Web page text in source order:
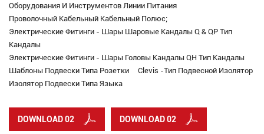
Оборудования И Инструментов Линии Питания
Проволочный Кабельный Кабельный Полюс;
Электрические Фитинги - Шары Шаровые Кандалы Q & QP Тип
Кандалы
Электрические Фитинги - Шары Головы Кандалы QH Тип Кандалы
Шаблоны Подвески Типа Розетки
Clevis -тип Подвесной Изолятор
Изолятор Подвески Типа Языка
DOWNLOAD 02 DOWNLOAD 02